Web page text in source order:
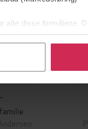
alle disse formålene.
helst trekke